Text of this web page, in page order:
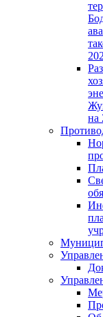
на